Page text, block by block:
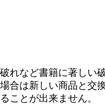
れなど書籍に著しい
合は新しい商品と交
ことが出来ません。